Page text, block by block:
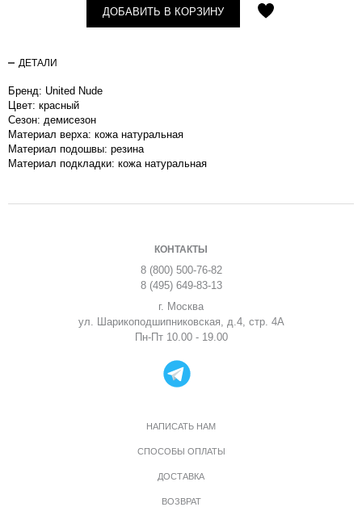
ДОБАВИТЬ В КОРЗИНУ
ДЕТАЛИ
Бренд: United Nude
Цвет: красный
Сезон: демисезон
Материал верха: кожа натуральная
Материал подошвы: резина
Материал подкладки: кожа натуральная
КОНТАКТЫ
8 (800) 500-76-82
8 (495) 649-83-13
г. Москва
ул. Шарикоподшипниковская, д.4, стр. 4А
Пн-Пт 10.00 - 19.00
НАПИСАТЬ НАМ
СПОСОБЫ ОПЛАТЫ
ДОСТАВКА
ВОЗВРАТ